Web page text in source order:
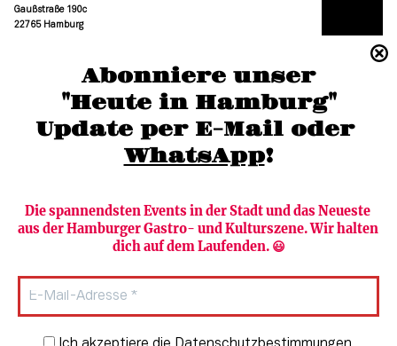
Abonniere unser
"Heute in Hamburg"
Update per E-Mail oder
WhatsApp!
Die spannendsten Events in der Stadt und das Neueste
aus der Hamburger Gastro- und Kulturszene. Wir halten
dich auf dem Laufenden. 😃
Gaußstraße 190c
22765 Hamburg
moc.grubmah-enezs@ofni
Newsletter abonnieren
HAMBURG PUR